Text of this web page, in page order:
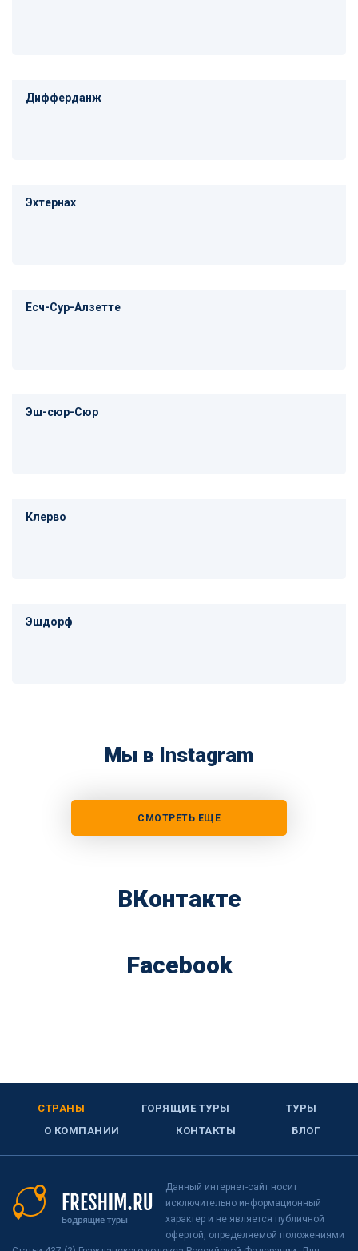
Дифферданж
Эхтернах
Есч-Сур-Алзетте
Эш-сюр-Сюр
Клерво
Эшдорф
Мы в Instagram
СМОТРЕТЬ ЕЩЕ
ВКонтакте
Facebook
СТРАНЫ ГОРЯЩИЕ ТУРЫ
ТУРЫ
О КОМПАНИИ
КОНТАКТЫ БЛОГ
Данный интернет-сайт носит
исключительно информационный
характер и не является публичной
офертой, определяемой положениями